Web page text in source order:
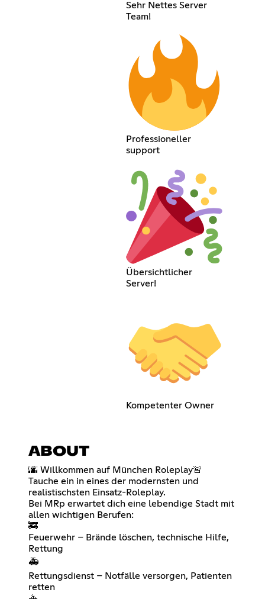
Sehr Nettes Server
Team!
Professioneller
support
Übersichtlicher
Server!
Kompetenter Owner
ABOUT
🌆 Willkommen auf München Roleplay🚨
Tauche ein in eines der modernsten und
realistischsten Einsatz-Roleplay.
Bei MRp erwartet dich eine lebendige Stadt mit
allen wichtigen Berufen:
🚒
Feuerwehr – Brände löschen, technische Hilfe,
Rettung
🚑
Rettungsdienst – Notfälle versorgen, Patienten
retten